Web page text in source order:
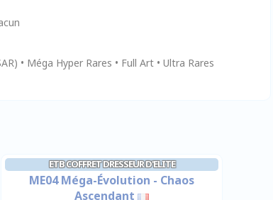
• Méga Hyper Rares • Full Art • Ultra Rares
ETB COFFRET DRESSEUR D'ELITE
ME04 Méga-Évolution - Chaos
Ascendant